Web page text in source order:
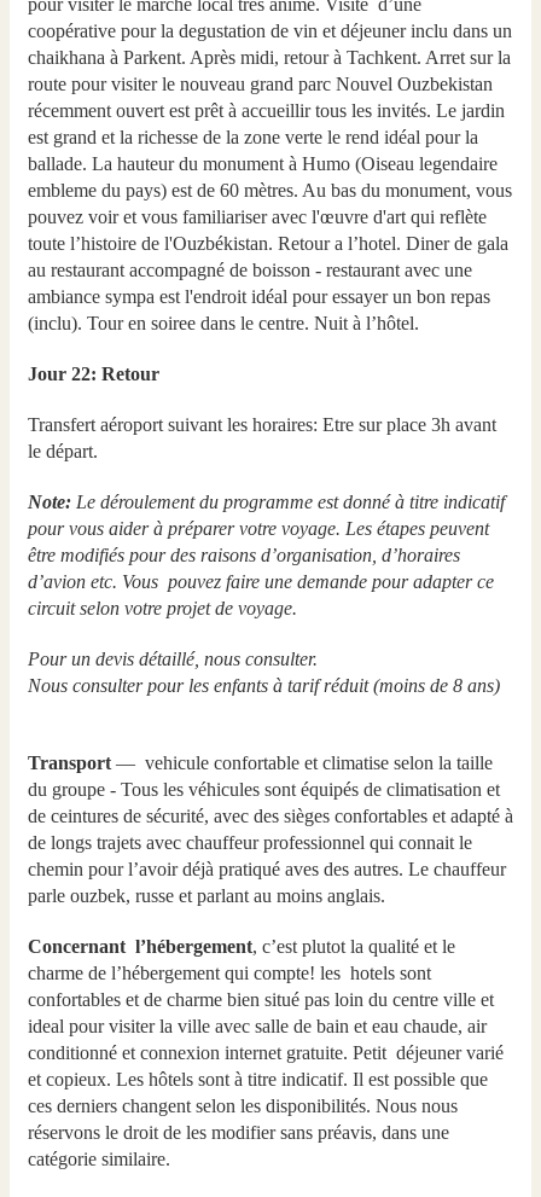
pour visiter le marche local tres anime. Visite d’une
coopérative pour la degustation de vin et déjeuner inclu dans un
chaikhana à Parkent. Après midi, retour à Tachkent. Arret sur la
route pour visiter le nouveau grand parc Nouvel Ouzbekistan
récemment ouvert est prêt à accueillir tous les invités. Le jardin
est grand et la richesse de la zone verte le rend idéal pour la
ballade. La hauteur du monument à Humo (Oiseau legendaire
embleme du pays) est de 60 mètres. Au bas du monument, vous
pouvez voir et vous familiariser avec l'œuvre d'art qui reflète
toute l’histoire de l'Ouzbékistan. Retour a l’hotel. Diner de gala
au restaurant accompagné de boisson - restaurant avec une
ambiance sympa est l'endroit idéal pour essayer un bon repas
(inclu). Tour en soiree dans le centre. Nuit à l’hôtel.
Jour 22: Retour
Transfert aéroport suivant les horaires: Etre sur place 3h avant
le départ.
Note: Le déroulement du programme est donné à titre indicatif
pour vous aider à préparer votre voyage. Les étapes peuvent
être modifiés pour des raisons d’organisation, d’horaires
d’avion etc. Vous pouvez faire une demande pour adapter ce
circuit selon votre projet de voyage.
Pour un devis détaillé, nous consulter.
Nous consulter pour les enfants à tarif réduit (moins de 8 ans)
Transport — vehicule confortable et climatise selon la taille
du groupe - Tous les véhicules sont équipés de climatisation et
de ceintures de sécurité, avec des sièges confortables et adapté à
de longs trajets avec chauffeur professionnel qui connait le
chemin pour l’avoir déjà pratiqué aves des autres. Le chauffeur
parle ouzbek, russe et parlant au moins anglais.
Concernant l’hébergement, c’est plutot la qualité et le
charme de l’hébergement qui compte! les hotels sont
confortables et de charme bien situé pas loin du centre ville et
ideal pour visiter la ville avec salle de bain et eau chaude, air
conditionné et connexion internet gratuite. Petit déjeuner varié
et copieux. Les hôtels sont à titre indicatif. Il est possible que
ces derniers changent selon les disponibilités. Nous nous
réservons le droit de les modifier sans préavis, dans une
catégorie similaire.